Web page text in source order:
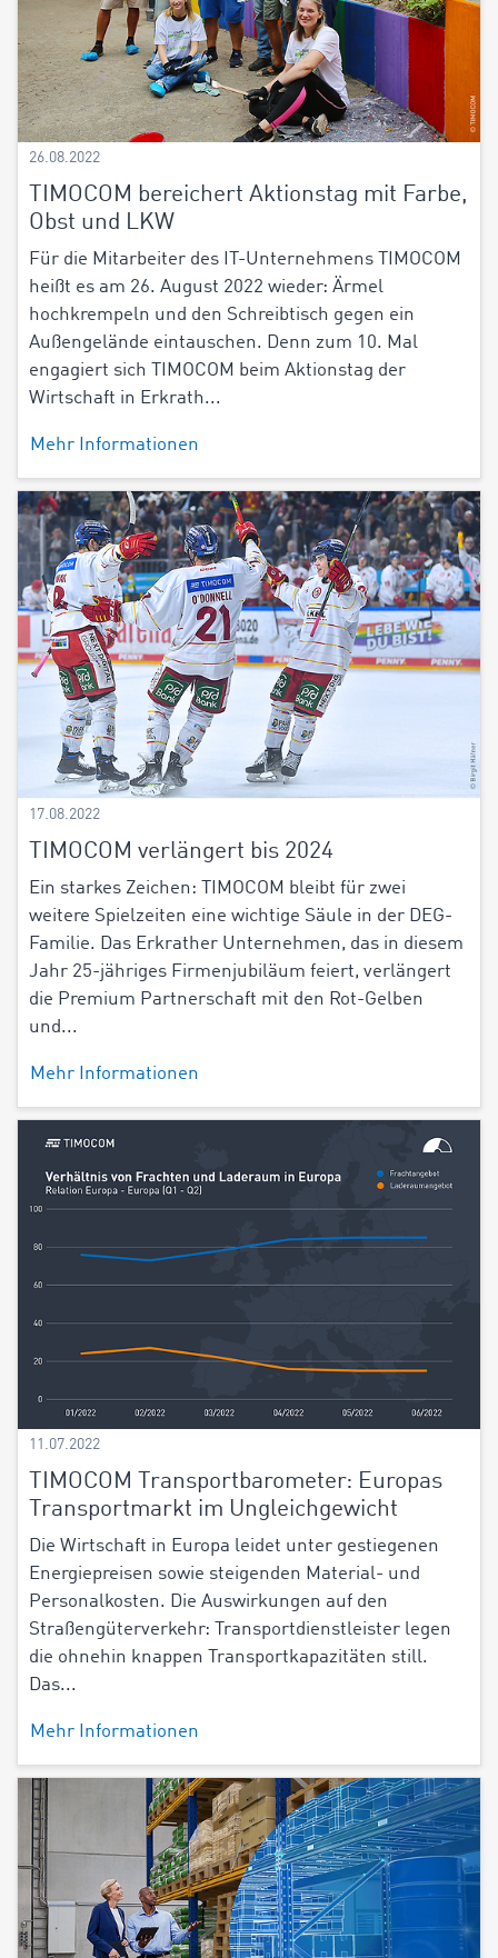
26.08.2022
TIMOCOM bereichert Aktionstag mit Farbe,
Obst und LKW
Für die Mitarbeiter des IT-Unternehmens TIMOCOM
heißt es am 26. August 2022 wieder: Ärmel
hochkrempeln und den Schreibtisch gegen ein
Außengelände eintauschen. Denn zum 10. Mal
engagiert sich TIMOCOM beim Aktionstag der
Wirtschaft in Erkrath...
Mehr Informationen
17.08.2022
TIMOCOM verlängert bis 2024
Ein starkes Zeichen: TIMOCOM bleibt für zwei
weitere Spielzeiten eine wichtige Säule in der DEG-
Familie. Das Erkrather Unternehmen, das in diesem
Jahr 25-jähriges Firmenjubiläum feiert, verlängert
die Premium Partnerschaft mit den Rot-Gelben
und...
Mehr Informationen
11.07.2022
TIMOCOM Transportbarometer: Europas
Transportmarkt im Ungleichgewicht
Die Wirtschaft in Europa leidet unter gestiegenen
Energiepreisen sowie steigenden Material- und
Personalkosten. Die Auswirkungen auf den
Straßengüterverkehr: Transportdienstleister legen
die ohnehin knappen Transportkapazitäten still.
Das...
Mehr Informationen